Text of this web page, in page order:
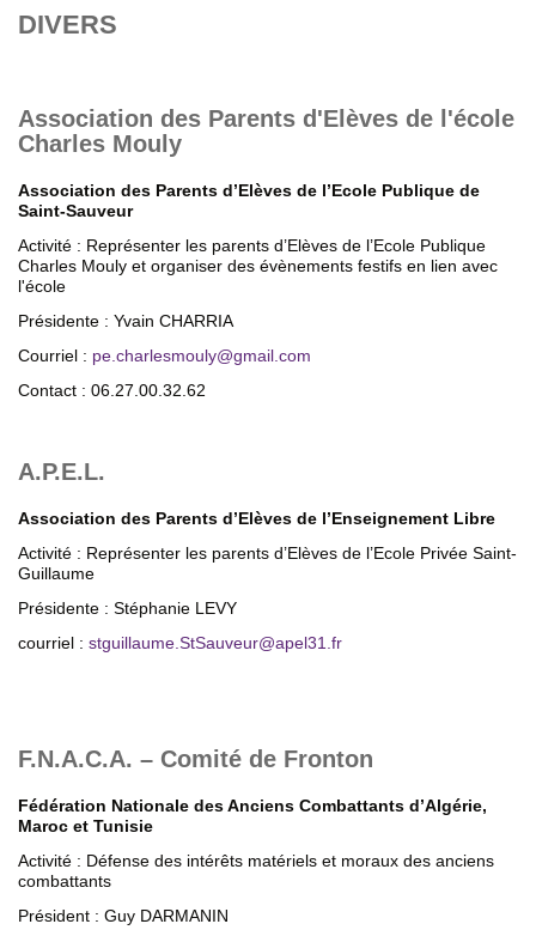
DIVERS
Association des Parents d'Elèves de l'école
Charles Mouly
Association des Parents d’Elèves de l’Ecole Publique de
Saint-Sauveur
Activité : Représenter les parents d’Elèves de l’Ecole Publique
Charles Mouly et organiser des évènements festifs en lien avec
l'école
Présidente : Yvain CHARRIA
Courriel : pe.charlesmouly@gmail.com
Contact : 06.27.00.32.62
A.P.E.L.
Association des Parents d’Elèves de l’Enseignement Libre
Activité : Représenter les parents d’Elèves de l’Ecole Privée Saint-
Guillaume
Présidente : Stéphanie LEVY
courriel : stguillaume.StSauveur@apel31.fr
F.N.A.C.A. – Comité de Fronton
Fédération Nationale des Anciens Combattants d’Algérie,
Maroc et Tunisie
Activité : Défense des intérêts matériels et moraux des anciens
combattants
Président : Guy DARMANIN